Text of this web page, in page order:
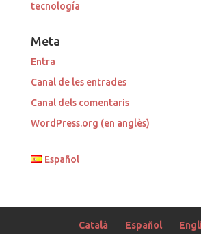
tecnología
Meta
Entra
Canal de les entrades
Canal dels comentaris
WordPress.org (en anglès)
Español
Català Español